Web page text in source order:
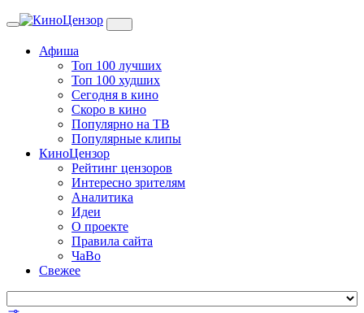
Toggle
Афиша
Топ 100 лучших
Топ 100 худших
Сегодня в кино
Скоро в кино
Популярно на ТВ
Популярные клипы
КиноЦензор
Рейтинг цензоров
Интересно зрителям
Аналитика
Идеи
О проекте
Правила сайта
ЧаВо
Свежее